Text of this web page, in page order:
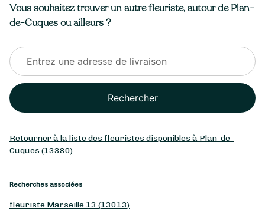
Vous souhaitez trouver un autre fleuriste, autour de Plan-
de-Cuques ou ailleurs ?
Rechercher
Retourner à la liste des fleuristes disponibles à Plan-de-
Cuques (13380)
Recherches associées
fleuriste Marseille 13 (13013)